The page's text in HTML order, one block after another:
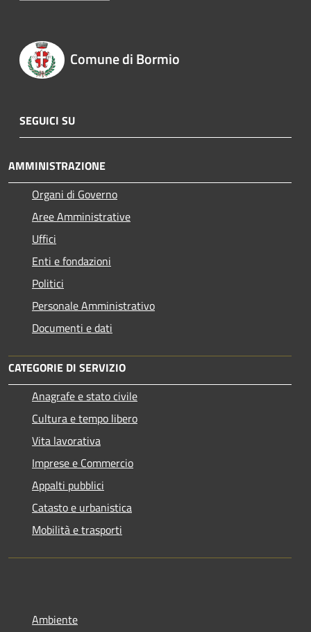
Comune di Bormio
SEGUICI SU
AMMINISTRAZIONE
Organi di Governo
Aree Amministrative
Uffici
Enti e fondazioni
Politici
Personale Amministrativo
Documenti e dati
CATEGORIE DI SERVIZIO
Anagrafe e stato civile
Cultura e tempo libero
Vita lavorativa
Imprese e Commercio
Appalti pubblici
Catasto e urbanistica
Mobilità e trasporti
Ambiente